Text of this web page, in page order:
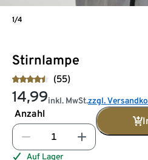
Stirnlampe
(55)
14,99inkl. MwSt.zzgl.
Anzahl
Auf Lager
1/4